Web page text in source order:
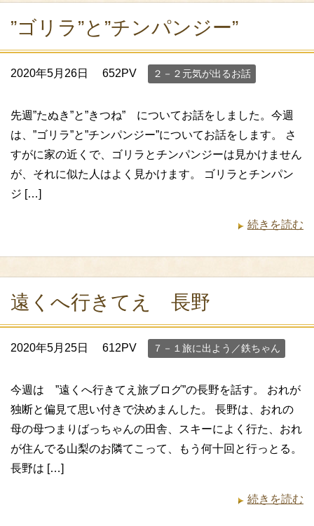
”ゴリラ”と”チンパンジー”
2020年5月26日 652PV ２－２元気が出るお話
先週”たぬき”と”きつね” についてお話をしました。今週
は、”ゴリラ”と”チンパンジー”についてお話をします。 さ
すがに家の近くで、ゴリラとチンパンジーは見かけません
が、それに似た人はよく見かけます。 ゴリラとチンパン
ジ […]
続きを読む
遠くへ行きてえ 長野
2020年5月25日 612PV ７－１旅に出よう／鉄ちゃん
今週は ”遠くへ行きてえ旅ブログ”の長野を話す。 おれが
独断と偏見て思い付きで決めまんした。 長野は、おれの
母の母つまりばっちゃんの田舎、スキーによく行た、おれ
が住んでる山梨のお隣てこって、もう何十回と行っとる。
長野は […]
続きを読む